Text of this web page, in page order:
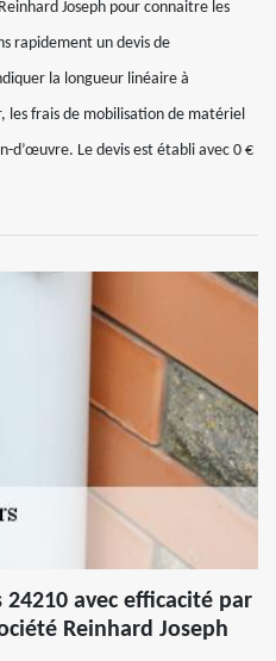
Joseph pour connaitre les
rapidement un devis de
la longueur linéaire à
les frais de mobilisation de matériel
d’œuvre. Le devis est établi avec 0 €
avec efficacité par
Reinhard Joseph